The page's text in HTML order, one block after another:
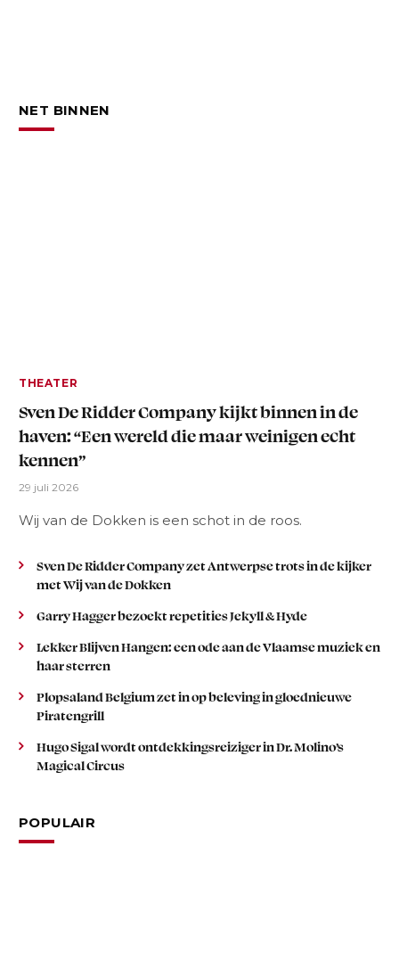
NET BINNEN
THEATER
Sven De Ridder Company kijkt binnen in de
haven: “Een wereld die maar weinigen echt
kennen”
29 juli 2026
Wij van de Dokken is een schot in de roos.
Sven De Ridder Company zet Antwerpse trots in de kijker
met Wij van de Dokken
Garry Hagger bezoekt repetities Jekyll & Hyde
Lekker Blijven Hangen: een ode aan de Vlaamse muziek en
haar sterren
Plopsaland Belgium zet in op beleving in gloednieuwe
Piratengrill
Hugo Sigal wordt ontdekkingsreiziger in Dr. Molino’s
Magical Circus
POPULAIR